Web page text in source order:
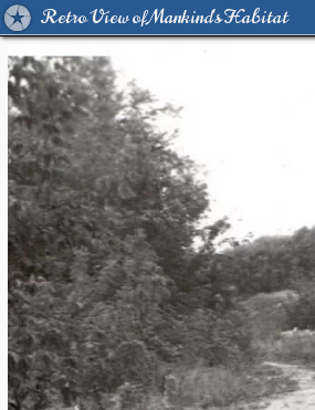
Retro View of Mankind's Habitat